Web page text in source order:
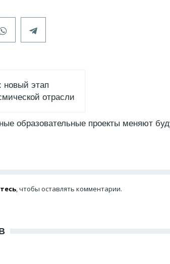
новый этап
отрасли
образовательные проекты меняют
, чтобы оставлять комментарии.